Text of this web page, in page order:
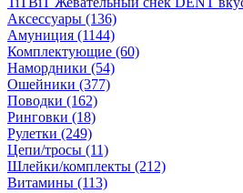
Аксессуары (136)
Амуниция (1144)
Комплектующие (60)
Намордники (54)
Ошейники (377)
Поводки (162)
Ринговки (18)
Рулетки (249)
Цепи/тросы (11)
Шлейки/комплекты (212)
Витамины (113)